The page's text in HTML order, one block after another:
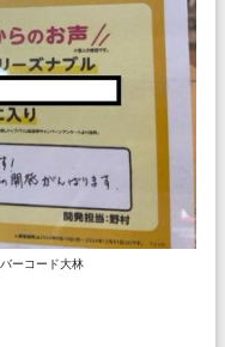
バーコード大林